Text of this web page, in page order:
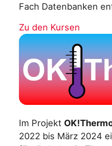
Fach Datenbanken
Zu den Kursen
Im Projekt
2022 bis März 2024